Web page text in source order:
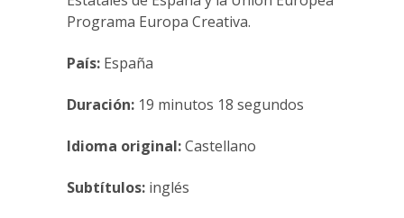
Programa Europa Creativa.
País: España
Duración: 19 minutos 18 segundos
Idioma original:Castellano
Subtítulos: inglés